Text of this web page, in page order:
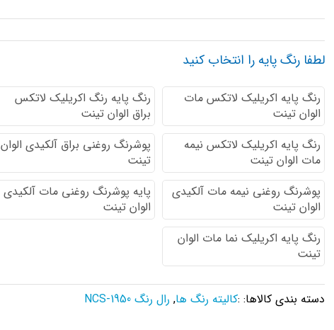
لطفا رنگ پایه را انتخاب کنید
رنگ پایه اكريليك لاتكس مات
الوان تینت
رنگ پایه رنگ اكريليك لاتكس
براق الوان تینت
رنگ پایه اكريليك لاتكس نيمه
مات الوان تینت
پوشرنگ روغنی براق آلکیدی الوان
تینت
پوشرنگ روغنی نیمه مات آلکیدی
الوان تینت
پایه پوشرنگ روغنی مات آلکیدی
الوان تینت
رنگ پایه اکریلیک نما مات الوان
تینت
دسته بندی کالاها: :کالیته رنگ ها, رال رنگ NCS-1950